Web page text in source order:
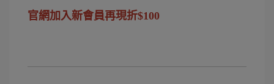
官網加入新會員再現折$100